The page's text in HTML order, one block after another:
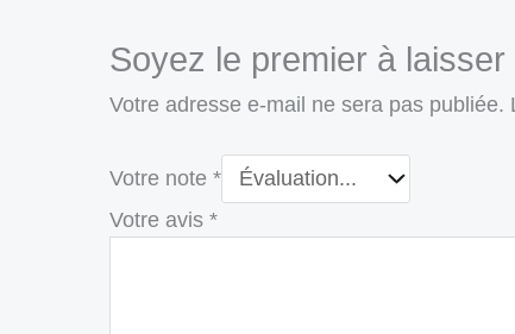
Soyez le premier à
Votre adresse e-mail ne sera pas publiée.
Votre note *
Votre avis *